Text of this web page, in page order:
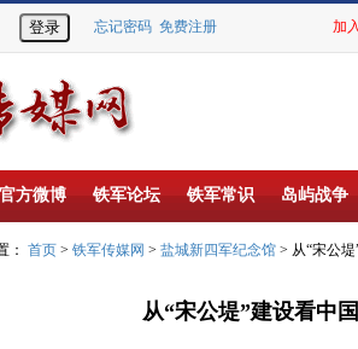
忘记密码 免费注册 加
官方微博 铁军论坛 铁军常识 岛屿战争
： 首页 > 铁军传媒网 > 盐城新四军纪念馆 > 从“宋公
从“宋公堤”建设看中